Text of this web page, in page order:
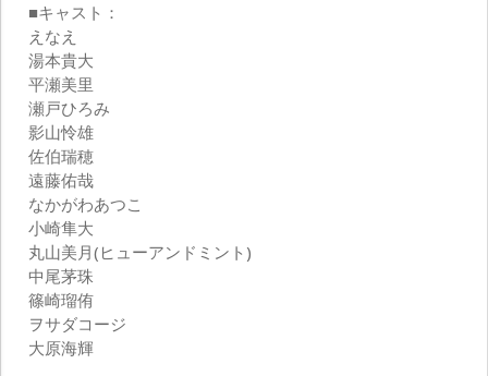
■キャスト：
えなえ
湯本貴大
平瀬美里
瀬戸ひろみ
影山怜雄
佐伯瑞穂
遠藤佑哉
なかがわあつこ
小崎隼大
丸山美月(ヒューアンドミント)
中尾茅珠
篠崎瑠侑
ヲサダコージ
大原海輝